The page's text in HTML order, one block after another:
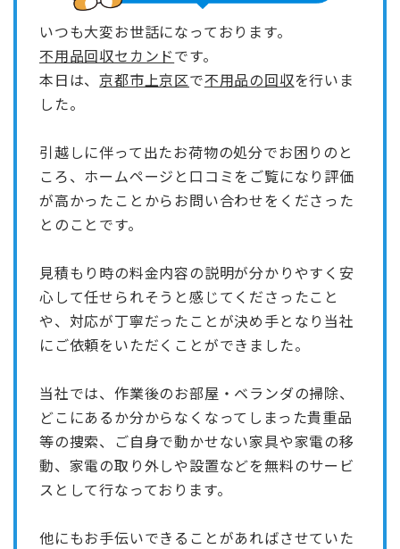
いつも大変お世話になっております。
不用品回収セカンドです。
本日は、京都市上京区で不用品の回収を行いま
した。
引越しに伴って出たお荷物の処分でお困りのと
ころ、ホームページと口コミをご覧になり評価
が高かったことからお問い合わせをくださった
とのことです。
見積もり時の料金内容の説明が分かりやすく安
心して任せられそうと感じてくださったこと
や、対応が丁寧だったことが決め手となり当社
にご依頼をいただくことができました。
当社では、作業後のお部屋・ベランダの掃除、
どこにあるか分からなくなってしまった貴重品
等の捜索、ご自身で動かせない家具や家電の移
動、家電の取り外しや設置などを無料のサービ
スとして行なっております。
他にもお手伝いできることがあればさせていた